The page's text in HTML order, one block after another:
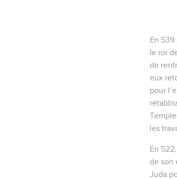
En
le roi
de
eux
pour
les
En
de son
Juda